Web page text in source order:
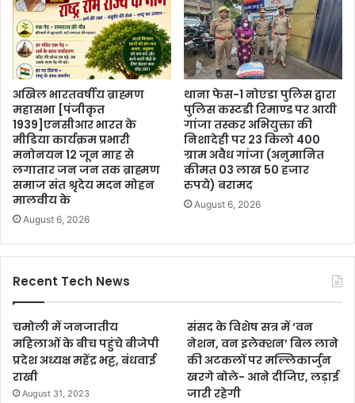
अखिल भारतवर्षीय ब्राह्मण
महासभा [पंजीकृत
1939]एनसीआर भारत के
मीडिया कार्यक्रम प्रभारी
मनोनयन 12 जून माह से
लगातार जन जन तक ब्राह्मण
समाज संत श्रृदेय मदन मोहन
मालवीय के
August 6, 2026
थाना फेस-1 नोएडा पुलिस द्वारा
पुलिस कस्टडी रिमाण्ड पर आयी
गांजा तस्कर अभियुक्ता की
निशादेही पर 23 किलो 400
ग्राम अवैध गांजा (अनुमानित
कीमत 03 लाख 50 हजार
रुपये) बरामद
August 6, 2026
Recent Tech News
चमोली में जनजातीय
महिलाओं के बीच पहुंचे बीजेपी
प्रदेश अध्यक्ष महेंद्र भट्ट, बंधवाई
राखी
August 31, 2023
संसद के विशेष सत्र में ‘वन
नेशन, वन इलेक्शन’ बिल लाने
की अटकलों पर मल्लिकार्जुन
खरगे बोले- आने दीजिए, लड़ाई
जारी रहेगी